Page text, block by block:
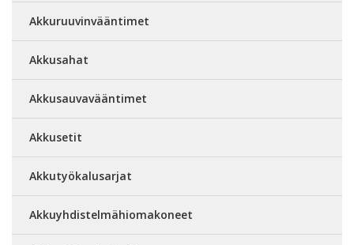
Akkuruuvinvääntimet
Akkusahat
Akkusauvavääntimet
Akkusetit
Akkutyökalusarjat
Akkuyhdistelmähiomakoneet